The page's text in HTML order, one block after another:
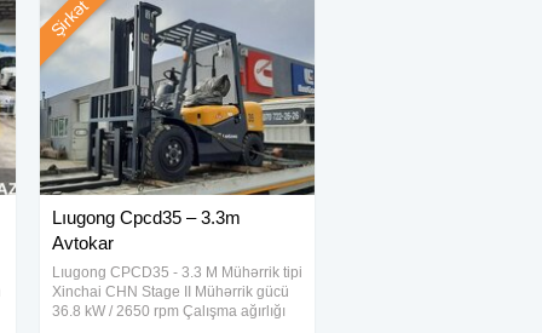
Lıugong Cpcd35 – 3.3m
Avtokar
Lıugong CPCD35 - 3.3 M Mühərrik tipi
Xinchai CHN Stage II Mühərrik gücü
36.8 kW / 2650 rpm Çalışma ağırlığı
Şirkət